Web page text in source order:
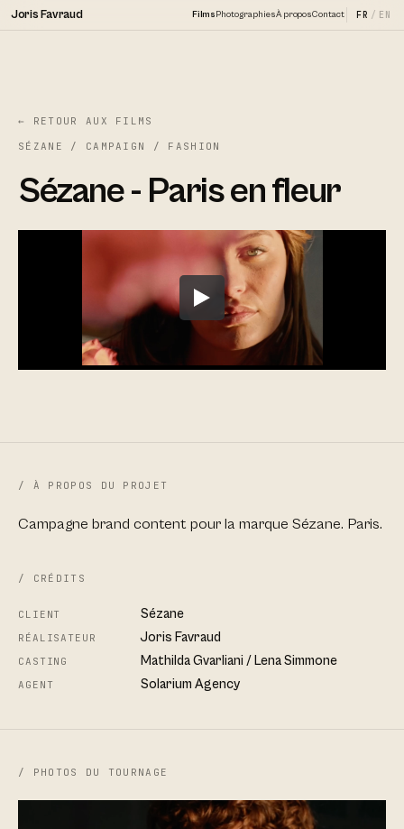
Joris Favraud FilmsPhotographiesÀ proposContact FR / EN
← RETOUR AUX FILMS
SÉZANE / CAMPAIGN / FASHION
Sézane - Paris en fleur
/ À PROPOS DU PROJET
Campagne brand content pour la marque Sézane. Paris.
/ CRÉDITS
CLIENT Sézane
RÉALISATEUR Joris Favraud
CASTING Mathilda Gvarliani / Lena Simmone
AGENT Solarium Agency
/ PHOTOS DU TOURNAGE